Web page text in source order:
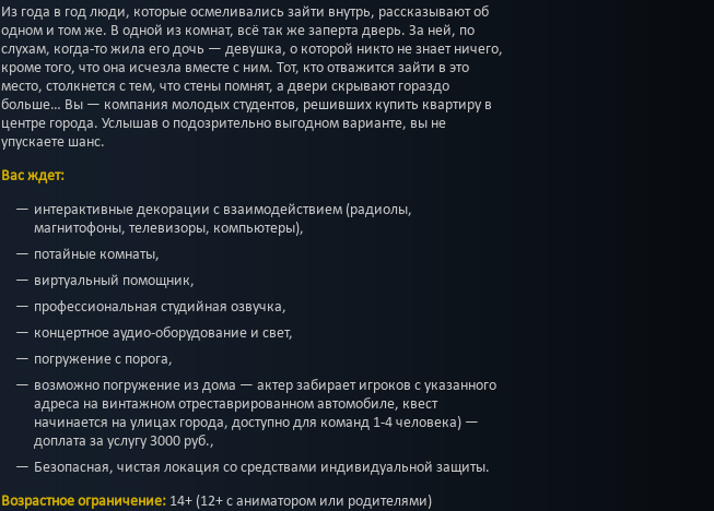
Из года в год люди, которые осмеливались зайти внутрь, рассказывают об
одном и том же. В одной из комнат, всё так же заперта дверь. За ней, по
слухам, когда-то жила его дочь — девушка, о которой никто не знает ничего,
кроме того, что она исчезла вместе с ним. Тот, кто отважится зайти в это
место, столкнется с тем, что стены помнят, а двери скрывают гораздо
больше… Вы — компания молодых студентов, решивших купить квартиру в
центре города. Услышав о подозрительно выгодном варианте, вы не
упускаете шанс.
Вас ждет:
интерактивные декорации с взаимодействием (радиолы,
магнитофоны, телевизоры, компьютеры),
потайные комнаты,
виртуальный помощник,
профессиональная студийная озвучка,
концертное аудио-оборудование и свет,
погружение с порога,
возможно погружение из дома — актер забирает игроков с указанного
адреса на винтажном отреставрированном автомобиле, квест
начинается на улицах города, доступно для команд 1-4 человека) —
доплата за услугу 3000 руб.,
Безопасная, чистая локация со средствами индивидуальной защиты.
Возрастное ограничение: 14+ (12+ с аниматором или родителями)